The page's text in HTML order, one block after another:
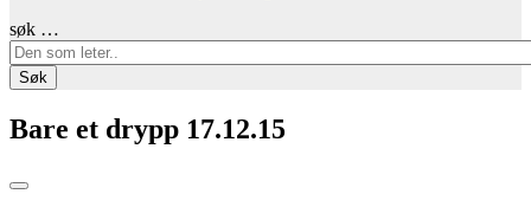
søk …
Søk
Bare et drypp 17.12.15